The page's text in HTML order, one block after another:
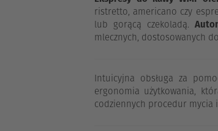
ristretto, americano czy
lub gorącą czekoladą.
mlecznych, dostosowanych
Intuicyjna obsługa za
ergonomia użytkowania,
codziennych procedur mycia